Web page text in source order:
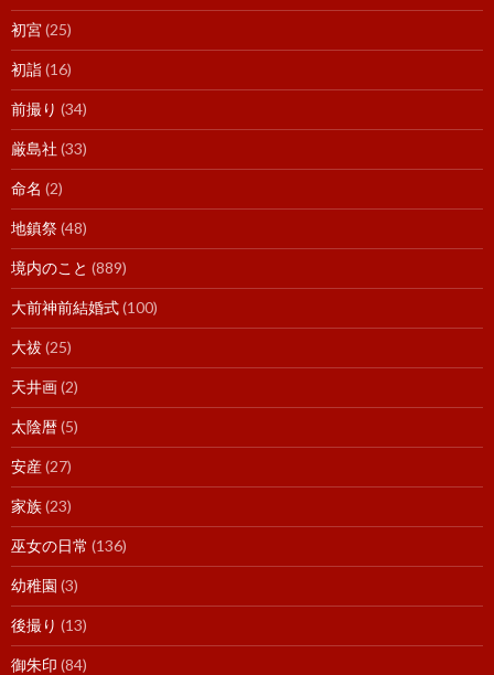
初宮(25)
初詣(16)
前撮り (34)
厳島社 (33)
命名 (2)
地鎮祭(48)
境内のこと (889)
大前神前結婚式(100)
大祓(25)
天井画(2)
太陰暦(5)
安産(27)
家族(23)
巫女の日常 (136)
幼稚園 (3)
後撮り (13)
御朱印 (84)